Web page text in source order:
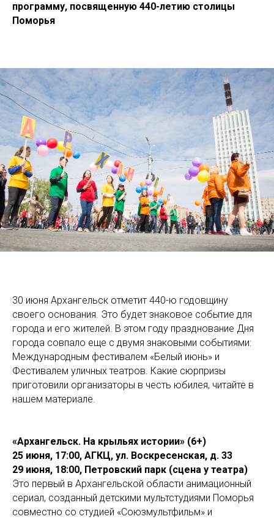
программу, посвященную 440-летию столицы
Поморья
30 июня Архангельск отметит 440-ю годовщину
своего основания. Это будет знаковое событие для
города и его жителей. В этом году празднование Дня
города совпало еще с двумя знаковыми событиями:
Международным фестивалем «Белый июнь» и
Фестивалем уличных театров. Какие сюрпризы
приготовили организаторы в честь юбилея, читайте в
нашем материале.
«Архангельск. На крыльях истории» (6+)
25 июня, 17:00, АГКЦ, ул. Воскресенская, д. 33
29 июня, 18:00, Петровский парк (сцена у театра)
Это первый в Архангельской области анимационный
сериал, созданный детскими мультстудиями Поморья
совместно со студией «Союзмультфильм» и